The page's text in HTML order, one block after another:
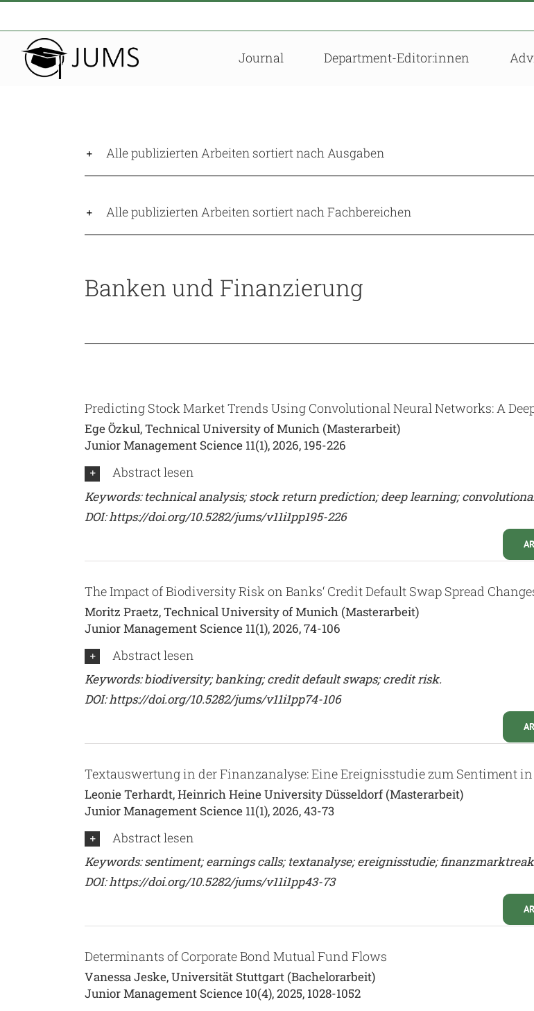
Zum
springen
Journal Department-Editor:innen
Alle publizierten Arbeiten sortiert nach Ausgaben
Alle publizierten Arbeiten sortiert nach Fachbereichen
Banken und Finanzierung
Predicting Stock Market Trends Using Convolutional Neural Networks: A
Ege Özkul, Technical University of Munich (Masterarbeit)
Junior Management Science 11(1), 2026, 195-226
Abstract lesen
Keywords: technical analysis; stock return prediction; deep learning;
DOI:https://doi.org/10.5282/jums/v11i1pp195-226
The Impact of Biodiversity Risk on Banks‘ Credit Default Swap Spread
Moritz Praetz, Technical University of Munich (Masterarbeit)
Junior Management Science 11(1), 2026, 74-106
Abstract lesen
Keywords: biodiversity; banking; credit default swaps; credit risk.
DOI:https://doi.org/10.5282/jums/v11i1pp74-106
Textauswertung in der Finanzanalyse: Eine Ereignisstudie zum Sentiment
Leonie Terhardt, Heinrich Heine University Düsseldorf (Masterarbeit)
Junior Management Science 11(1), 2026, 43-73
Abstract lesen
Keywords: sentiment; earnings calls; textanalyse; ereignisstudie;
DOI:https://doi.org/10.5282/jums/v11i1pp43-73
Determinants of Corporate Bond Mutual Fund Flows
Vanessa Jeske, Universität Stuttgart (Bachelorarbeit)
Junior Management Science 10(4), 2025, 1028-1052